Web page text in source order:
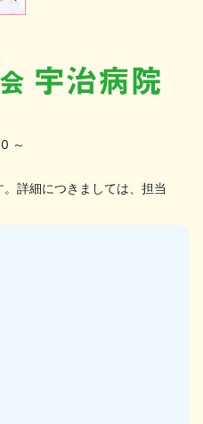
～
詳細につきましては、担当